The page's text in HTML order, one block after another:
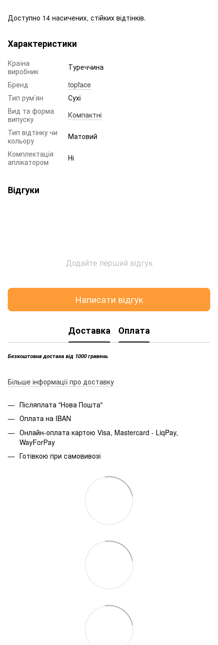
Доступно 14 насичених, стійких відтінків.
Характеристики
Країна
виробник
Туреччина
Бренд
topface
Тип рум’ян
Сухі
Вид та форма
випуску
Компактні
Тип відтінку чи
кольору
Матовий
Комплектація
аплікатором
Ні
Відгуки
Додайте перший відгук
Написати відгук
Доставка Оплата
Безкоштовна достака від 1000 гривень
Більше інформації про доставку
Післяплата "Нова Пошта"
Оплата на IBAN
Онлайн-оплата картою Visa, Mastercard - LiqPay,
WayForPay
Готівкою при самовивозі